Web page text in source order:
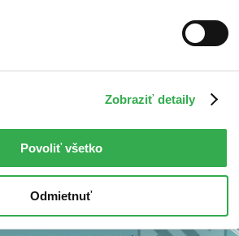
Zobraziť detaily
Povoliť všetko
Odmietnuť